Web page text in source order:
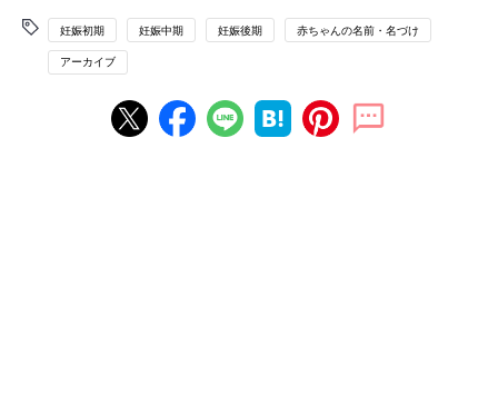
うがいいかもしれません。
【最終的には顔を見てから】
すが、このなかからどれにするかは実際に生まれて顔を見て、ど
う呼びたいかとか、この名前の雰囲気ではないなとか考えて決め
妊娠初期 妊娠中期 妊娠後期 赤ちゃんの名前・名づけ
アーカイブ